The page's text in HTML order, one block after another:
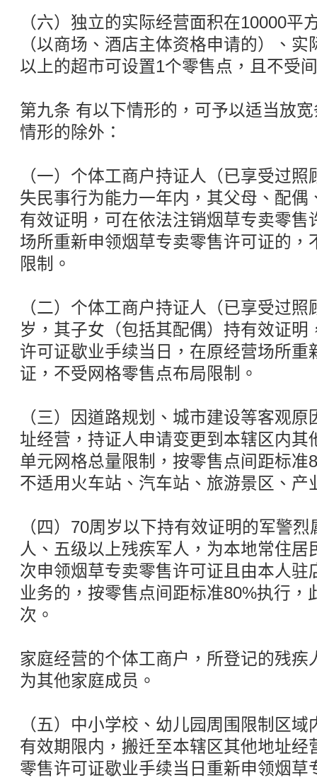
（六）独立的实际经营面积在10000平
（以商场、酒店主体资格申请的）、
以上的超市可设置1个零售点，且不受
第九条 有以下情形的，可予以适当放
情形的除外：
（一）个体工商户持证人（已享受过
失民事行为能力一年内，其父母、配偶
有效证明，可在依法注销烟草专卖零售
场所重新申领烟草专卖零售许可证的，
限制。
（二）个体工商户持证人（已享受过
岁，其子女（包括其配偶）持有效证明
许可证歇业手续当日，在原经营场所重
证，不受网格零售点布局限制。
（三）因道路规划、城市建设等客观
址经营，持证人申请变更到本辖区内其
单元网格总量限制，按零售点间距标准
不适用火车站、汽车站、旅游景区、产
（四）70周岁以下持有效证明的军警
人、五级以上残疾军人，为本地常住居
次申领烟草专卖零售许可证且由本人驻
业务的，按零售点间距标准80%执行，
次。
家庭经营的个体工商户，所登记的残疾
为其他家庭成员。
（五）中小学校、幼儿园周围限制区
有效期限内，搬迁至本辖区其他地址经
零售许可证歇业手续当日重新申领烟草